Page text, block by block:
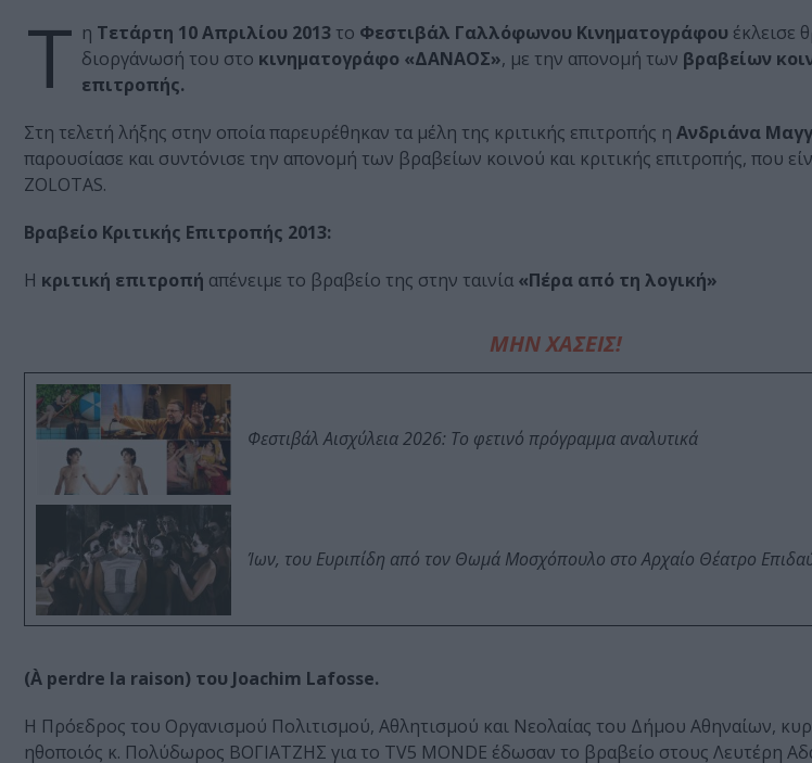
Τ η Τετάρτη 10 Απριλίου 2013 το Φεστιβάλ Γαλλόφωνου Κινηματογράφου έκλεισε
διοργάνωσή του στο κινηματογράφο «ΔΑΝΑΟΣ», με την απονομή των βραβείων
επιτροπής.
Στη τελετή λήξης στην οποία παρευρέθηκαν τα μέλη της κριτικής επιτροπής η Ανδριάνα
παρουσίασε και συντόνισε την απονομή των βραβείων κοινού και κριτικής επιτροπής, που
ZOLOTAS.
Bραβείο Κριτικής Επιτροπής 2013:
H κριτική επιτροπή απένειμε το βραβείο της στην ταινία «Πέρα από τη λογική»
ΜΗΝ ΧΑΣΕΙΣ!
Φεστιβάλ Αισχύλεια 2026: Το φετινό πρόγραμμα αναλυτικά
Ίων, του Ευριπίδη από τον Θωμά Μοσχόπουλο στο Αρχαίο Θέατρο
(À perdre la raison) του Joachim Lafosse.
Η Πρόεδρος του Οργανισμού Πολιτισμού, Αθλητισμού και Νεολαίας του Δήμου Αθηναίων,
ηθοποιός κ. Πολύδωρος ΒΟΓΙΑΤΖΗΣ για το TV5 MONDE έδωσαν το βραβείο στoυς Λευτέρη